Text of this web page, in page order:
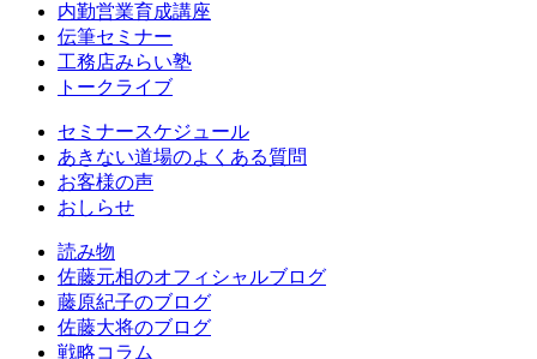
内勤営業育成講座
伝筆セミナー
工務店みらい塾
トークライブ
セミナースケジュール
あきない道場のよくある質問
お客様の声
おしらせ
読み物
佐藤元相のオフィシャルブログ
藤原紀子のブログ
佐藤大将のブログ
戦略コラム